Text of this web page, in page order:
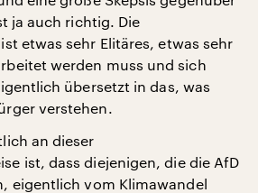
ja auch richtig. Die
etwas sehr Elitäres, etwas sehr
werden muss und sich
übersetzt in das, was
verstehen.
an dieser
ist, dass diejenigen, die die AfD
eigentlich vom Klimawandel